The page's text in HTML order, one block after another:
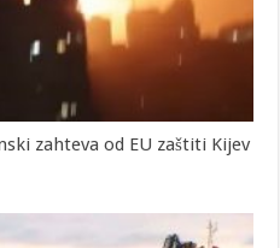
zahteva od EU zaštiti Kijev